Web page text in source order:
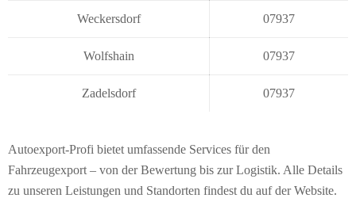
Weckersdorf 07937
Wolfshain 07937
Zadelsdorf 07937
Autoexport-Profi bietet umfassende Services für den
Fahrzeugexport – von der Bewertung bis zur Logistik. Alle Details
zu unseren Leistungen und Standorten findest du auf der Website.